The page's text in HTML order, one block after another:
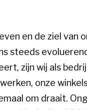
en de ziel van
steeds
zijn wij als
onze
om draait.